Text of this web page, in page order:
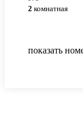
2 комнатная
показать